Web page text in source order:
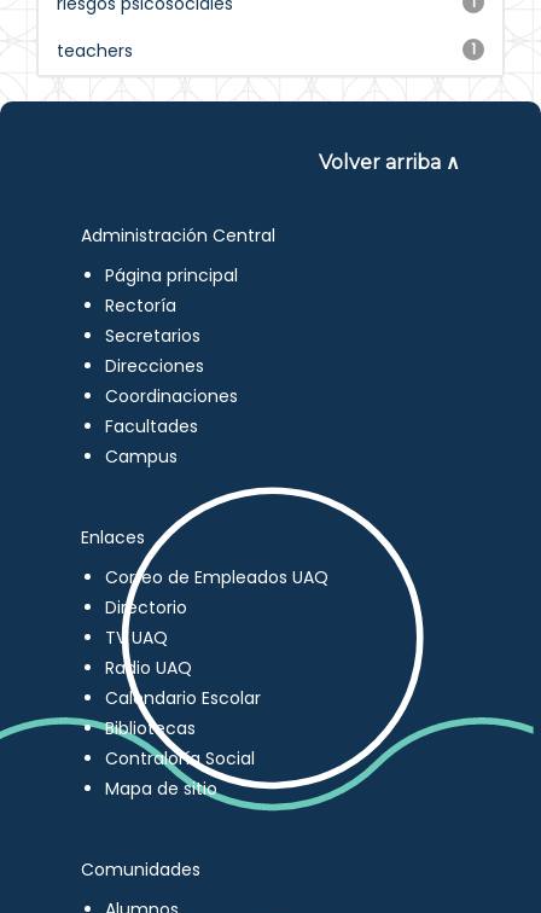
1
teachers
Volver arriba ∧
Administración Central
Página principal
Rectoría
Secretarios
Direcciones
Coordinaciones
Facultades
Campus
Enlaces
Correo de Empleados UAQ
Directorio
TV UAQ
Radio UAQ
Calendario Escolar
Bibliotecas
Contraloría Social
Mapa de sitio
Comunidades